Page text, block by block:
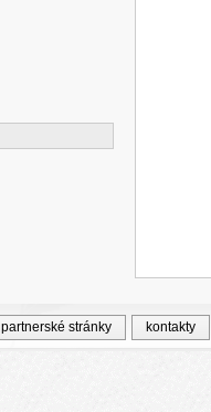
partnerské stránky kontakty